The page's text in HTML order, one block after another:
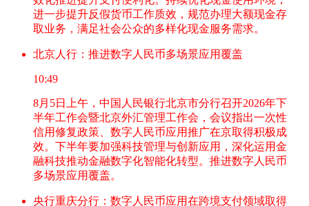
进一步提升反假货币工作质效，规范办理大额现金存
取业务，满足社会公众的多样化现金服务需求。
北京人行：推进数字人民币多场景应用覆盖
10:49
8月5日上午，中国人民银行北京市分行召开2026年下
半年工作会暨北京外汇管理工作会，会议指出一次性
信用修复政策、数字人民币应用推广在京取得积极成
效。下半年要加强科技管理与创新应用，深化运用金
融科技推动金融数字化智能化转型。推进数字人民币
多场景应用覆盖。
央行重庆分行：数字人民币应用在跨境支付领域取得